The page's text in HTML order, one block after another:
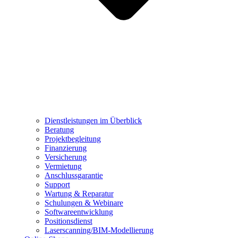
Dienstleistungen im Überblick
Beratung
Projektbegleitung
Finanzierung
Versicherung
Vermietung
Anschlussgarantie
Support
Wartung & Reparatur
Schulungen & Webinare
Softwareentwicklung
Positionsdienst
Laserscanning/BIM-Modellierung